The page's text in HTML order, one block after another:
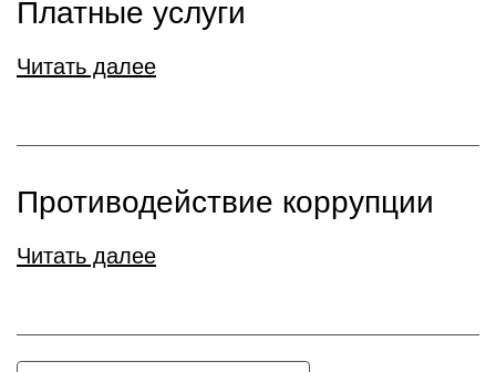
Платные услуги
Читать далее
Противодействие коррупции
Читать далее